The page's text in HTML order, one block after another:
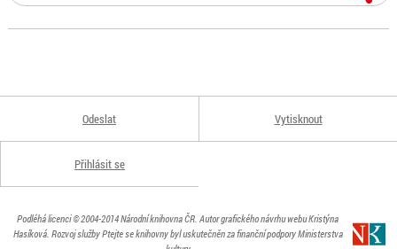
Odeslat Vytisknout
Přihlásit se
Podléhá licenci© 2004-2014Národní knihovna ČR. Autor grafického návrhu webu Kristýna
Hasíková. Rozvoj služby Ptejte se knihovny byl uskutečněn za finanční podpory Ministerstva